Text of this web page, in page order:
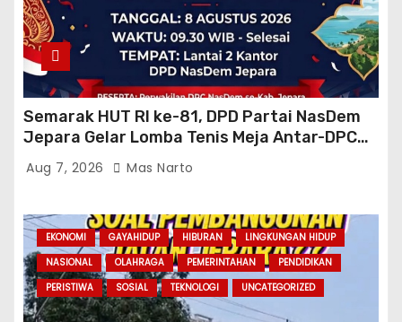
Semarak HUT RI ke-81, DPD Partai NasDem
Jepara Gelar Lomba Tenis Meja Antar-DPC
Se-Kabupaten
Aug 7, 2026 Mas Narto
EKONOMI GAYAHIDUP HIBURAN
LINGKUNGAN HIDUP
NASIONAL
OLAHRAGA PEMERINTAHAN
PENDIDIKAN
PERISTIWA
SOSIAL TEKNOLOGI UNCATEGORIZED